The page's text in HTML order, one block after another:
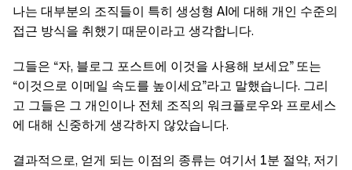
나는 대부분의 조직들이 특히 생성형 AI에 대해 개인 수준의
접근 방식을 취했기 때문이라고 생각합니다.
그들은 “자, 블로그 포스트에 이것을 사용해 보세요” 또는
“이것으로 이메일 속도를 높이세요”라고 말했습니다. 그리
고 그들은 그 개인이나 전체 조직의 워크플로우와 프로세스
에 대해 신중하게 생각하지 않았습니다.
결과적으로, 얻게 되는 이점의 종류는 여기서 1분 절약, 저기